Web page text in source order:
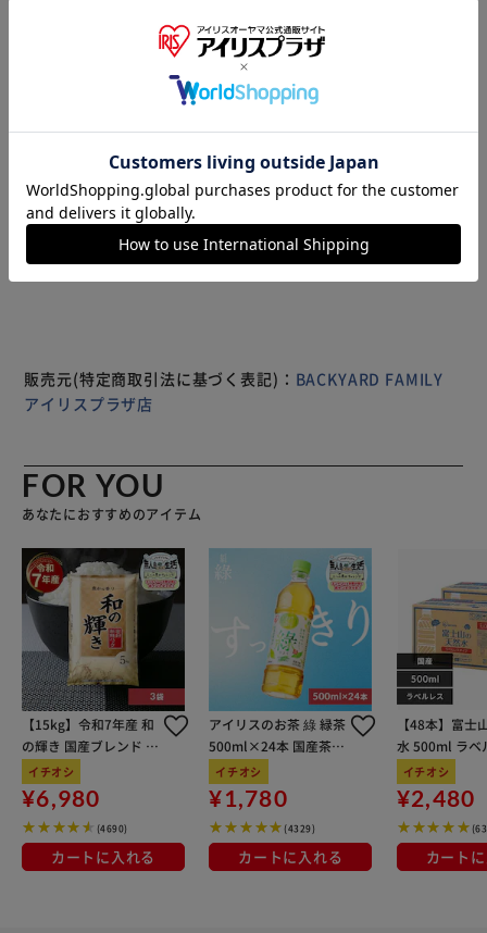
【トラベルに役立つ機能沢山】 沢山の収納ポケットと機能
性がポイント☆NAUTICAからキャリーケースが新発売。
【国内旅行や出張に】 最大で容量43L設計で国内の出張や旅
行にも対応したサイズ。 【荷物に合わせて拡張可能】 サイ
ドのファスナーを開くことで36L・43Lの2段階で拡張可能。
【仕分けやすい多ポケット】 計7つの収納ポケットで大きな
小物はもちろん、小さなアイテムもすっきり纏められる。
【TSAロック搭載で安心】 TSAロックで鍵をかけたまま荷
物を預けられ、鍵を壊されるリスクも減らせる◎ ※TSAロ
ックとは・・・アメリカ運輸保安庁（TSA）が認可したロッ
クシステム。アメリカ以外の国際空港では荷物検査で開錠の
さ設定ができるハンドルシステム。身長に合わせて使いやす
い高さに設定可能。 【手を離したら自動で戻る】 上部のハ
ーは内蔵サスペンションを搭載し静音や衝撃を吸収するキャ
スター機能。 【待合や待機時に動かない】 前輪部のストッ
パーでキャスターをロックすれば、傾斜がある場所で動かな
いのもGOOD。 【お土産やサブバッグを掛ける】 サイドに
は袋を掛けるのに便利なフック付き。お土産袋やサブバッグ
の吊り下げに使える◎ 【ロゴ入りのネームタグ】 荷物の回
収や取り間違え防止に役立つブランドロゴ入りのネームタグ
付属。 【小さな所もブランドの世界感を】 フロントはもち
ろん、キャスターにもブランドロゴを配置。小さな所までブ
ランドのこだわりを
※製品は予告なく仕様を変更する場合がございます。あらか
じめご了承ください。
販売元(特定商取引法に基づく表記)： BACKYARD FAMILY
アイリスプラザ店
FOR YOU
あなたにおすすめのアイテム
【15kg】令和7年産 和
の輝き 国産ブレンド 5
kg×3袋
イチオシ
¥6,980
(4690)
カートに入れる
アイリスのお茶 綠 緑茶
500ml×24本 国産茶葉
100％使用
イチオシ
¥1,780
(4329)
カートに入れる
【48本】富士
水 500ml ラベ
イチオシ
¥2,480
カート